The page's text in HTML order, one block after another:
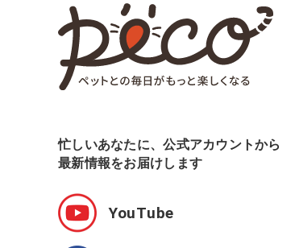
忙しいあなたに、公式アカウントから
最新情報をお届けします
YouTube